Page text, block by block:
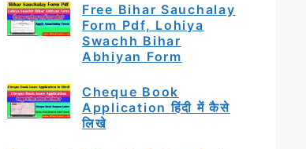
Free Bihar Sauchalay
Form Pdf, Lohiya
Swachh Bihar
Abhiyan Form
Cheque Book
Application हिंदी में कैसे
लिखे